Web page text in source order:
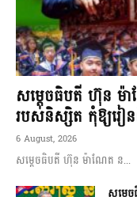
សម្តេចធិបតី ហ៊ុន ម៉
របស់និស្សិត កុំឱ្យរៀន
6 August, 2026
សម្តេចធិបតី ហ៊ុន ម៉ាណែត ន...